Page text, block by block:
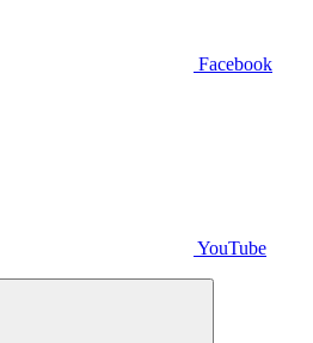
Facebook
YouTube